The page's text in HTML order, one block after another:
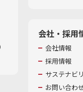
会社・採用
会社情報
採用情報
サステナビ
お問い合わ